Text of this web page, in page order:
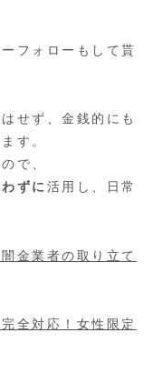
フォローもして貰
せず、金銭的にも
す。
で、
ずに活用し、日常
金業者の取り立て
全対応！女性限定